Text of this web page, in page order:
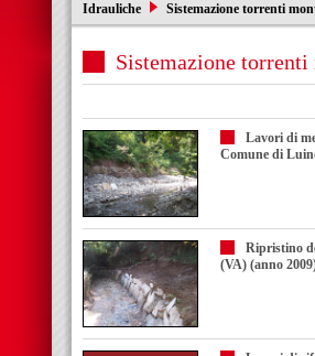
Idrauliche Sistemazione torrenti
Sistemazione
Lavori di
Comune di
Ripristino
(VA) (anno